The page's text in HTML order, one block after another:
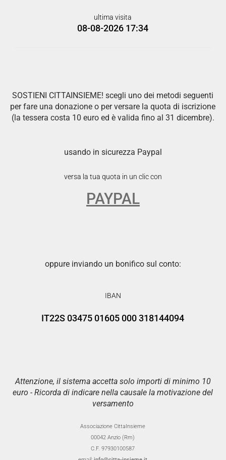
ultima visita
08-08-2026 17:34
SOSTIENI CITTAINSIEME! scegli uno dei metodi seguenti
per fare una donazione o per versare la quota di iscrizione
(la tessera costa 10 euro ed è valida fino al 31 dicembre).
usando in sicurezza Paypal
versa la tua quota in un clic con
PAYPAL
oppure inviando un bonifico sul conto:
IBAN
IT22S 03475 01605 000 318144094
Attenzione, il sistema accetta solo importi di minimo 10
euro - Ricorda di indicare nella causale la motivazione del
versamento
Associazione CittaInsieme
00042 Anzio (Rm)
C.F. 97930100587